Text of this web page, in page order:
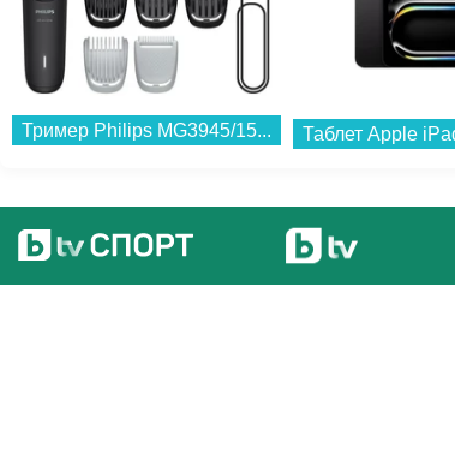
Тример Philips MG3945/15...